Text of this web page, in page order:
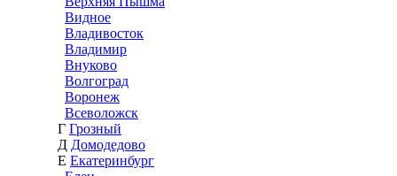
Видное
Владивосток
Владимир
Внуково
Волгоград
Воронеж
Всеволожск
Г Грозный
Д Домодедово
Е Екатеринбург